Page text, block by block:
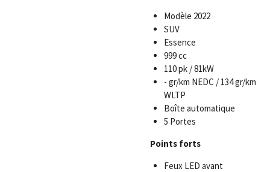
Modèle 2022
SUV
Essence
999 cc
110 pk / 81kW
- gr/km NEDC / 134 gr/km
WLTP
Boîte automatique
5 Portes
Points forts
Feux LED avant